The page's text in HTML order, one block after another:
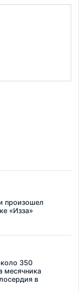
произошел
«Изза»
350
месячника
в